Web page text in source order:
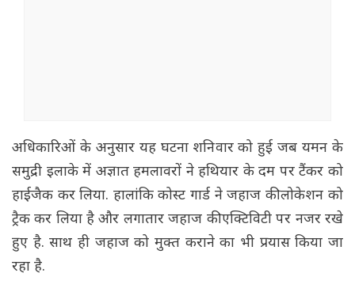
अधिकारिओं के अनुसार यह घटना शनिवार को हुई जब यमन के
समुद्री इलाके में अज्ञात हमलावरों ने हथियार के दम पर टैंकर को
हाईजैक कर लिया. हालांकि कोस्ट गार्ड ने जहाज की लोकेशन को
ट्रैक कर लिया है और लगातार जहाज की एक्टिविटी पर नजर रखे
हुए है. साथ ही जहाज को मुक्त कराने का भी प्रयास किया जा
रहा है.